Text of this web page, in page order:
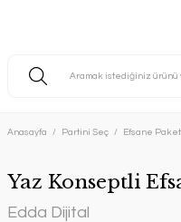
Anasayfa Partini Seç Efsane
Yaz Konseptli
Edda Dijital